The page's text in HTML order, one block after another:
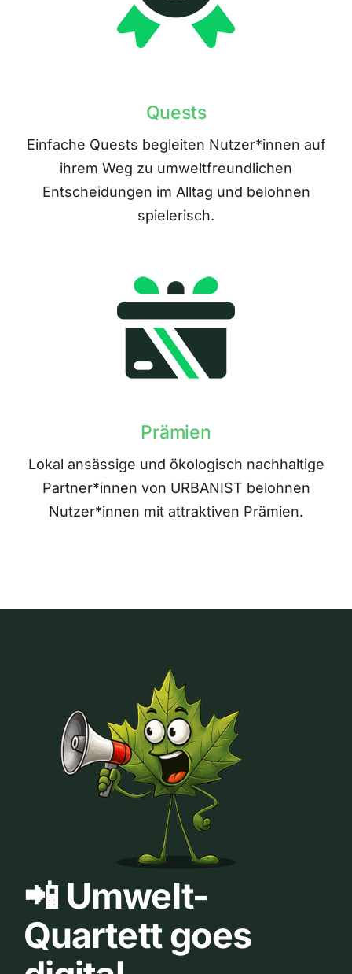
Quests
Einfache Quests begleiten Nutzer*innen auf
ihrem Weg zu umweltfreundlichen
Entscheidungen im Alltag und belohnen
spielerisch.
Prämien
Lokal ansässige und ökologisch nachhaltige
Partner*innen von URBANIST belohnen
Nutzer*innen mit attraktiven Prämien.
📲 Umwelt-
Quartett goes